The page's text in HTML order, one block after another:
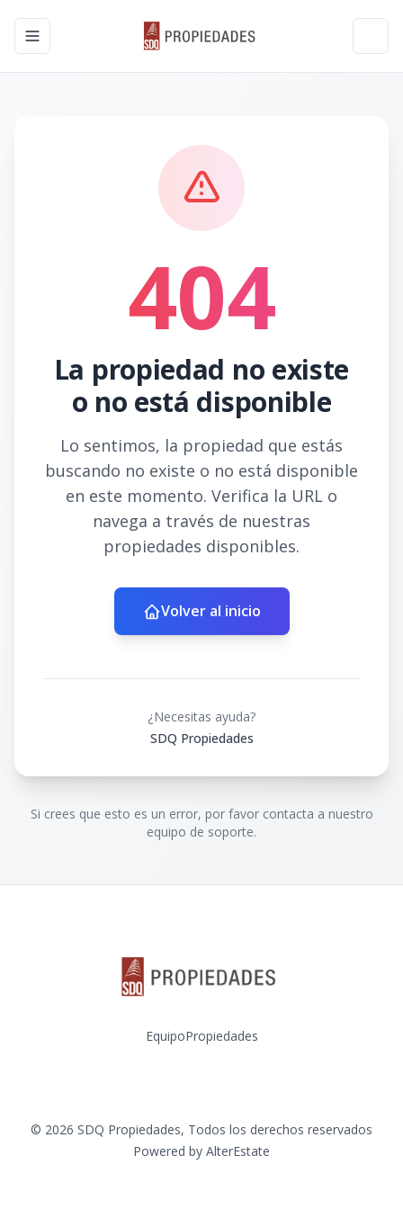
Toggle navigation menu
404
La propiedad no existe
o no está disponible
Lo sentimos, la propiedad que estás
buscando no existe o no está disponible
en este momento. Verifica la URL o
navega a través de nuestras
propiedades disponibles.
Volver al inicio
¿Necesitas ayuda?
SDQ Propiedades
Si crees que esto es un error, por favor contacta a nuestro
equipo de soporte.
EquipoPropiedades
© 2026 SDQ Propiedades, Todos los derechos reservados
Powered by AlterEstate